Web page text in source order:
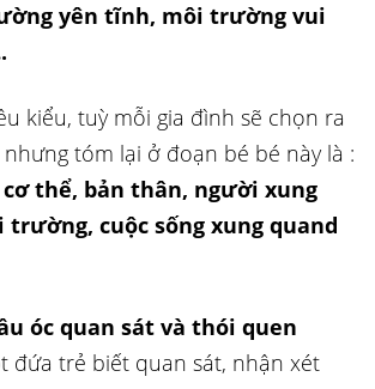
yên tĩnh, môi trường vui
kiểu, tuỳ mỗi gia đình sẽ chọn ra
tóm lại ở đoạn bé bé này là :
cơ thể, bản thân, người xung
trường, cuộc sống xung quand
óc quan sát và thói quen
đứa trẻ biết quan sát, nhận xét